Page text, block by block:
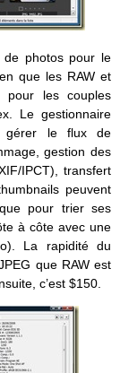
photos pour le
que les RAW et
pour les couples
Le gestionnaire
gérer le flux de
gestion des
IPCT), transfert
peuvent
pour trier ses
à côte avec une
La rapidité du
que RAW est
c’est $150.